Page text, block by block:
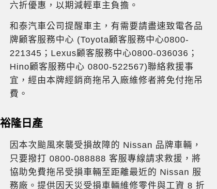
六折優惠，以期減輕車主負擔。
和泰汽車公司提醒車主，有需要請盡速致電各品
牌顧客服務中心 (Toyota顧客服務中心0800-
221345；Lexus顧客服務中心0800-036036；
Hino顧客服務中心 0800-522567)聯絡救援事
宜，經由本牌經銷商拖吊入廠維修者將免付拖吊
費。
裕隆日產
因本次颱風來襲受損故障的 Nissan 品牌車輛，
只要撥打 0800-088888 客服專線請求救援，將
協助免費拖吊受損車輛至距離最近的 Nissan 服
務廠。提供因天災受損車輛維修零件與工資 8 折